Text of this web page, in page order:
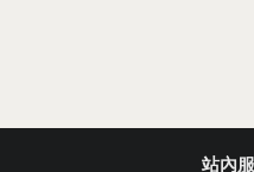
站內